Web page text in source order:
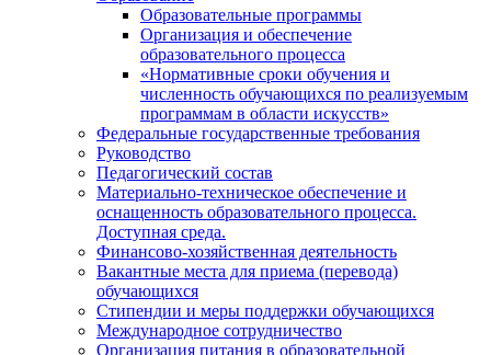
Образовательные программы
Организация и обеспечение
образовательного процесса
«Нормативные сроки обучения и
численность обучающихся по реализуемым
программам в области искусств»
Федеральные государственные требования
Руководство
Педагогический состав
Материально-техническое обеспечение и
оснащенность образовательного процесса.
Доступная среда.
Финансово-хозяйственная деятельность
Вакантные места для приема (перевода)
обучающихся
Стипендии и меры поддержки обучающихся
Международное сотрудничество
Организация питания в образовательной